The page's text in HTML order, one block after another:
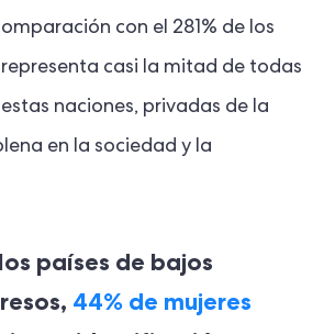
con el 281% de los
casi la mitad de todas
estas naciones, privadas de la
en la sociedad y la
países de bajos
44% de mujeres